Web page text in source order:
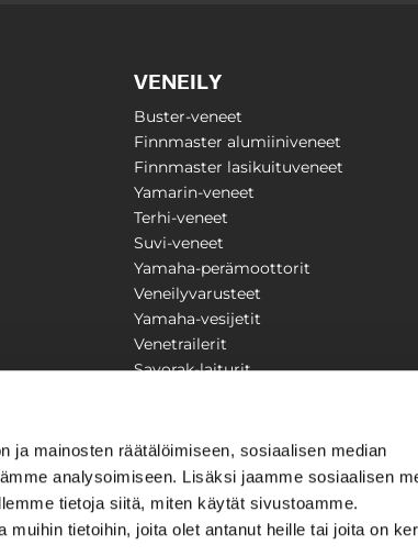
ja mainosten räätälöimiseen, sosiaalisen median
analysoimiseen. Lisäksi jaamme sosiaalisen
tietoja siitä, miten käytät sivustoamme.
tietoihin, joita olet antanut heille tai joita on
VENEILY
Buster-veneet
Finnmaster alumiiniveneet
Finnmaster lasikuituveneet
Yamarin-veneet
Terhi-veneet
Suvi-veneet
Yamaha-perämoottorit
Veneilyvarusteet
Yamaha-vesijetit
Venetrailerit
Savorak-laiturit
Yritysesittely
Yhteystiedot
Huolto ja korjaamo
Ajankohtaista